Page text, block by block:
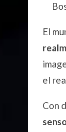
El
el
Con